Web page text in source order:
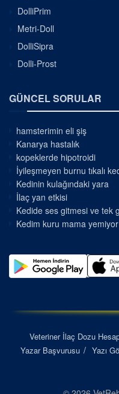
DolliPrim
Metri-Doll
DolliSipra
Dolli-Prost
GÜNCEL SORULAR
hamsterimin eli şiş
Kanarya hastalık
kopeklerde hipotroidi
İyileşmeyen burnu tıkalı
Kedinin kulağındaki yara
İlaç yan etkisi
Kedide ses gitmesi ve tek
Kedim kuru mama yemiyor
Veteriner İlaç Dozu
Yazar Başvurusu
Yazı